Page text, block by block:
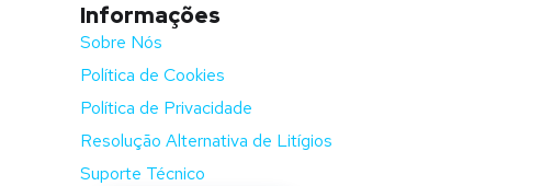
Informações
Sobre Nós
Política de Cookies
Política de Privacidade
Resolução Alternativa de Litígios
Suporte Técnico